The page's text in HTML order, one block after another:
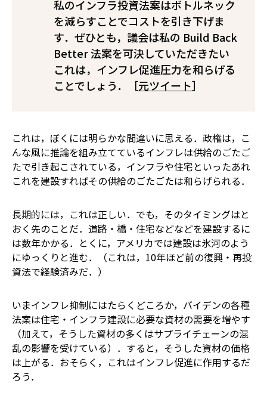
私のインフラ投資法案はボトルネック
を減らすことでコストを引き下げま
す．ぜひとも，議会は私の Build Back
Better 法案を可決していただきたい――
これは，インフレ促進圧力を和らげる
ことでしょう．［元ツイート］
これは，ぼくには明らかな間違いに思える．政権は，こ
んな風に推論を組み立てている――インフレは供給のごたご
たで引き起こされている，インフラや住宅といったあれ
これを建設すればその供給のごたごたは和らげられる．
長期的には，これは正しい．でも，そのタイミングはと
おく先のことだ．道路・橋・住宅などなどを建設するに
は数年かかる．とくに，アメリカでは建設は氷河のよう
にゆっくりと進む．（これは，10年ほど前の復興・再投
資法で経験済みだ．）
いまインフレ抑制にはたらくどころか，バイデンの各種
法案は住宅・インフラ建設に必要な資材の需要を増やす
（加えて，そうした資材の多くはサプライチェーンの混
乱の影響を受けている）．すると，そうした資材の価格
は上がる．おそらく，これはインフレ促進に作用するだ
ろう．